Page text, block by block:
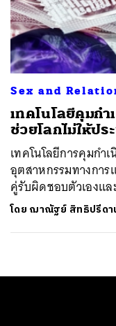
Sex and
เทคโนโลยีคุมก
ช่วยโลกไม่ให้ป
เทคโนโลยีการคุมก
อุตสาหกรรมทางกา
คู่รับผิดชอบตัวเองแ
โดย ฌาณัฐย์ สิทธิปรีดา
ค้นหา
SHARE